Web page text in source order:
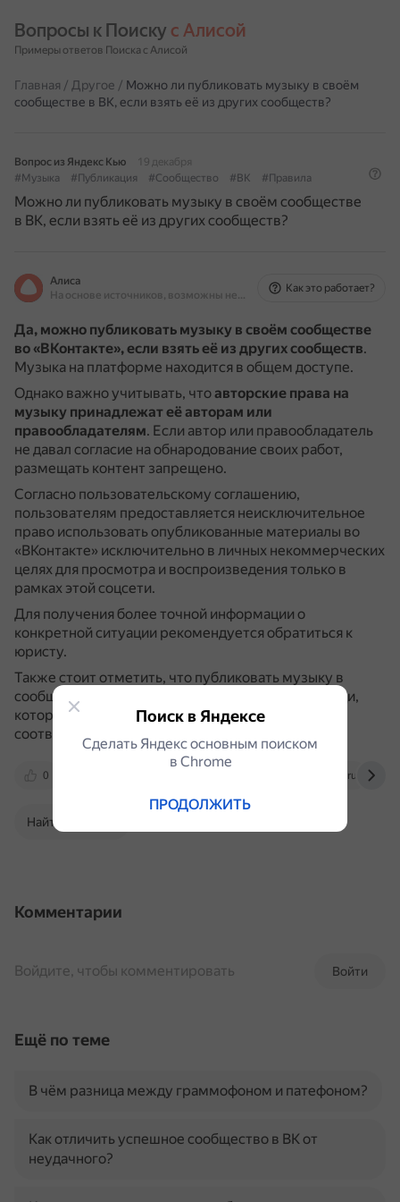
Вопросы к Поиску с Алисой
Примеры ответов Поиска с Алисой
Главная / Другое / Можно ли публиковать музыку в своём
сообществе в ВК, если взять её из других сообществ?
Вопрос из Яндекс Кью
19 декабря
#Музыка
#Публикация #Сообщество #ВК #Правила
Можно ли публиковать музыку в своём сообществе
в ВК, если взять её из других сообществ?
Алиса
На основе источников, возможны неточности
Как это работает?
Да, можно публиковать музыку в своём сообществе
во «ВКонтакте», если взять её из других сообществ.
Музыка на платформе находится в общем доступе.
Однако важно учитывать, чтоавторские права на
музыку принадлежат её авторам или
правообладателям. Если автор или правообладатель
не давал согласие на обнародование своих работ,
размещать контент запрещено.
Согласно пользовательскому соглашению,
пользователям предоставляется неисключительное
право использовать опубликованные материалы во
«ВКонтакте» исключительно в личных некоммерческих
целях для просмотра и воспроизведения только в
рамках этой соцсети.
Для получения более точной информации о
конкретной ситуации рекомендуется обратиться к
юристу.
Также стоит отметить, что публиковать музыку в
сообществе могут только админы или другие люди,
которых владелец сообщества наделил
соответствующими правами.
0 pravoved.ru
Найти в Поиске
Комментарии
Войти
Войдите, чтобы комментировать
Ещё по теме
В чём разница между граммофоном и патефоном?
Как отличить успешное сообщество в ВК от
неудачного?
Поиск в Яндексе
Сделать Яндекс основным поиском
в Сhrome
ПРОДОЛЖИТЬ